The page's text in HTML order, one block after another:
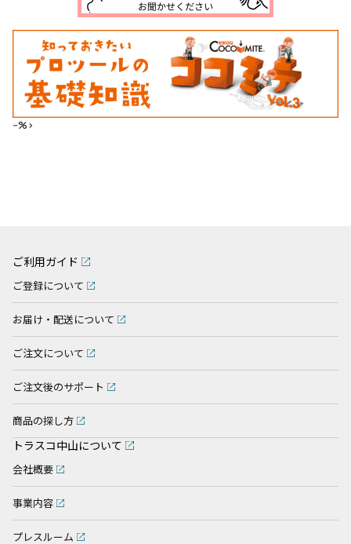
--%>
ご利用ガイド
ご登録について
お届け・配送について
ご注文について
ご注文後のサポート
商品の探し方
トラスコ中山について
会社概要
事業内容
プレスルーム